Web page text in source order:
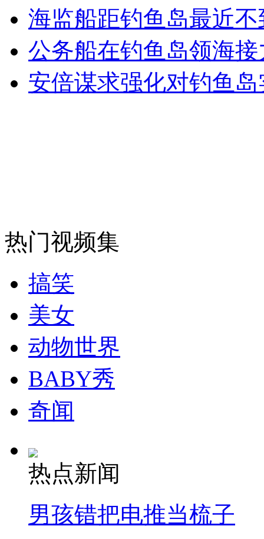
无痛分娩是否安全 医生回应
外交部：反对强权政治霸凌主义
走！跟着总书记去植树
消防员救轻生者
纽约上演“枕头大战”
司机酒驾遇交警 急速倒车逃窜
海监船距钓鱼岛最近不
公务船在钓鱼岛领海
安倍谋求强化对钓鱼
热门视频集
搞笑
美女
动物世界
BABY秀
奇闻
热点新闻
男孩错把电推当梳子